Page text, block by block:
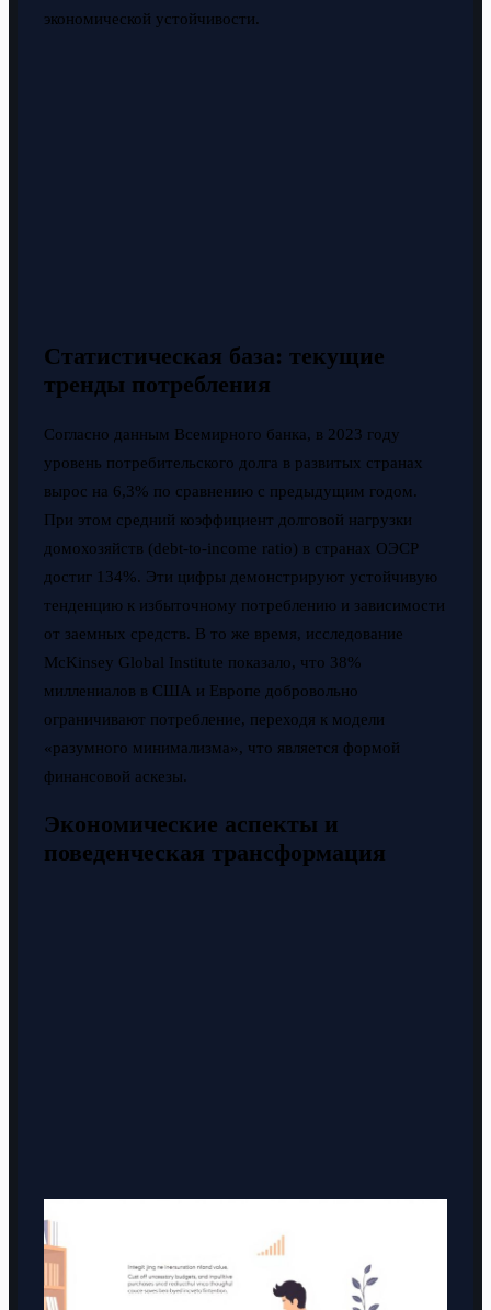
экономической устойчивости.
Статистическая база: текущие
тренды потребления
Согласно данным Всемирного банка, в 2023 году
уровень потребительского долга в развитых странах
вырос на 6,3% по сравнению с предыдущим годом.
При этом средний коэффициент долговой нагрузки
домохозяйств (debt-to-income ratio) в странах ОЭСР
достиг 134%. Эти цифры демонстрируют устойчивую
тенденцию к избыточному потреблению и зависимости
от заемных средств. В то же время, исследование
McKinsey Global Institute показало, что 38%
миллениалов в США и Европе добровольно
ограничивают потребление, переходя к модели
«разумного минимализма», что является формой
финансовой аскезы.
Экономические аспекты и
поведенческая трансформация